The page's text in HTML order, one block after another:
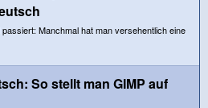
Manchmal hat man versehentlich eine
So stellt man GIMP auf